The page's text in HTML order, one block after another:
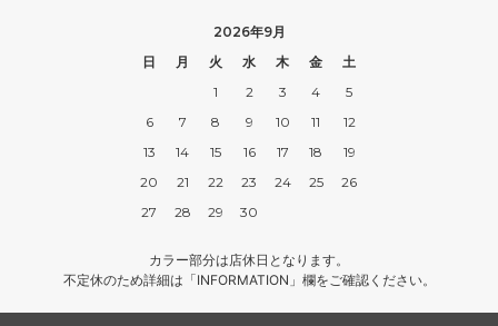
2026年9月
日
月 火 水 木 金
土
1
2 3 4
5
6
7 8 9 10 11
12
13
14 15 16 17 18
19
20
21 22 23 24 25
26
27
28 29 30
カラー部分は店休日となります。
不定休のため詳細は「INFORMATION」欄をご確認ください。